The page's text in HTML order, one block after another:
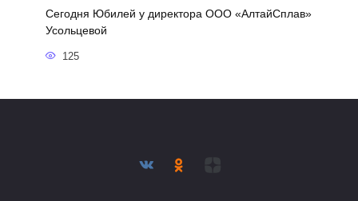
Сегодня Юбилей у директора ООО «АлтайСплав»
Усольцевой
125